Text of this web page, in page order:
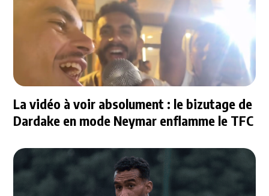
La vidéo à voir absolument : le bizutage de
Dardake en mode Neymar enflamme le TFC